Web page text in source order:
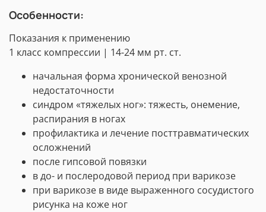
Особенности:
Показания к применению
1 класс компрессии | 14-24 мм рт. ст.
начальная форма хронической венозной
недостаточности
синдром «тяжелых ног»: тяжесть, онемение,
распирания в ногах
профилактика и лечение посттравматических
осложнений
после гипсовой повязки
в до- и послеродовой период при варикозе
при варикозе в виде выраженного сосудистого
рисунка на коже ног